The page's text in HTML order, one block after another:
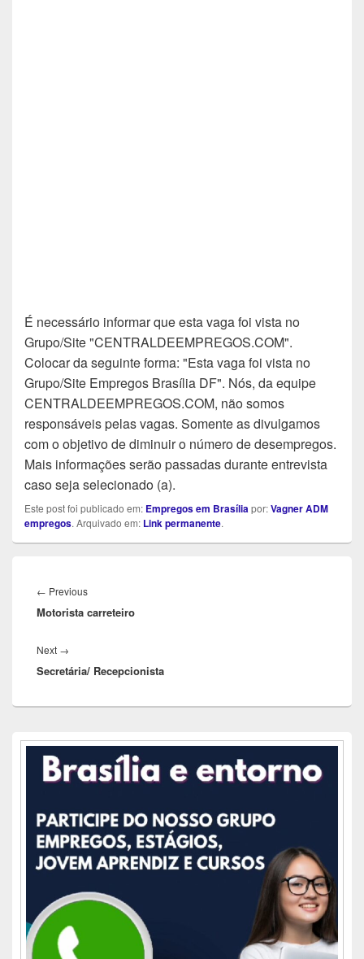
É necessário informar que esta vaga foi vista no
Grupo/Site "CENTRALDEEMPREGOS.COM".
Colocar da seguinte forma: "Esta vaga foi vista no
Grupo/Site Empregos Brasília DF". Nós, da equipe
CENTRALDEEMPREGOS.COM, não somos
responsáveis pelas vagas. Somente as divulgamos
com o objetivo de diminuir o número de desempregos.
Mais informações serão passadas durante entrevista
caso seja selecionado (a).
Este post foi publicado em: Empregos em Brasíliapor:Vagner ADM
empregos. Arquivado em: Link permanente.
de
Post
← PreviousPrevious
post:
Motorista carreteiro
Next →
post:
Secretária/ Recepcionista
Área